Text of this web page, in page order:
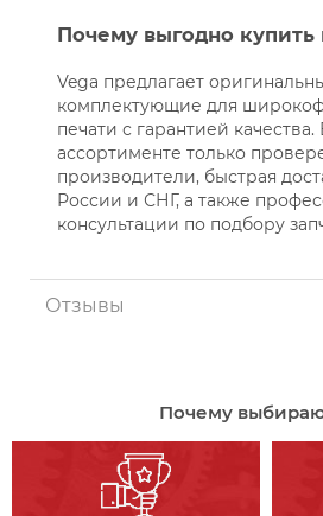
Почему выгодно купить
Vega предлагает
комплектующие для
печати с гарантией
ассортименте только
производители, быстрая
России и СНГ, а также
консультации по подбору
Отзывы
Почему